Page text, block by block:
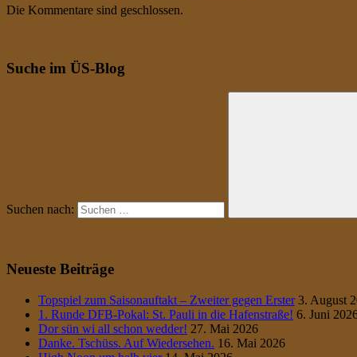
Die Kommentare sind geschlossen.
Suche im ÜS-Blog
Suchen nach:
Neueste Beiträge
Topspiel zum Saisonauftakt – Zweiter gegen Erster 3. August
1. Runde DFB-Pokal: St. Pauli in die Hafenstraße! 6. Juni
Dor sün wi all schon wedder! 27. Mai 2026
Danke. Tschüss. Auf Wiedersehen. 16. Mai 2026